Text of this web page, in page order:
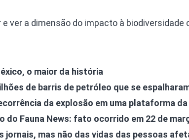
ver a dimensão do impacto à biodiversidade
o maior da história
de barris de petróleo que se
da explosão em uma plataforma
do Fauna News: fato ocorrido em 22 de
jornais, mas não das vidas das pessoas